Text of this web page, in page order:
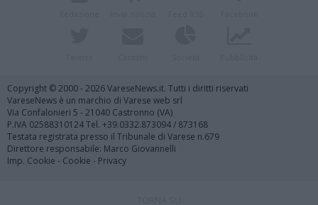
Copyright © 2000 - 2026 VareseNews.it. Tutti i diritti riservati
VareseNews è un marchio di Varese web srl
Via Confalonieri 5 - 21040 Castronno (VA)
P.IVA 02588310124 Tel. +39.0332.873094 / 873168
Testata registrata presso il Tribunale di Varese n.679
Direttore responsabile: Marco Giovannelli
Imp. Cookie - Cookie - Privacy